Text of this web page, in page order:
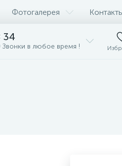
Фотогалерея
34
в любое время !